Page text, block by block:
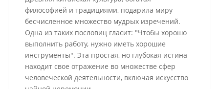
философией и традициями, подарила миру
бесчисленное множество мудрых изречений.
Одна из таких пословиц гласит: "Чтобы хорошо
выполнить работу, нужно иметь хорошие
инструменты". Эта простая, но глубокая истина
находит свое отражение во множестве сфер
человеческой деятельности, включая искусство